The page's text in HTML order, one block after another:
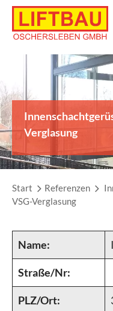
Skip
content
Verglasung
Start Referenzen
VSG-Verglasung
Name:
Straße/Nr:
PLZ/Ort: